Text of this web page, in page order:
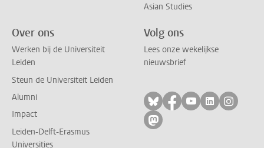
Asian Studies
Over ons
Werken bij de Universiteit
Leiden
Steun de Universiteit Leiden
Alumni
Impact
Leiden-Delft-Erasmus
Universities
Volg ons
Lees onze wekelijkse
nieuwsbrief
Volg ons op bluesky
Volg ons op
Volg ons op
Volg ons
Volg
Volg ons op mastodon